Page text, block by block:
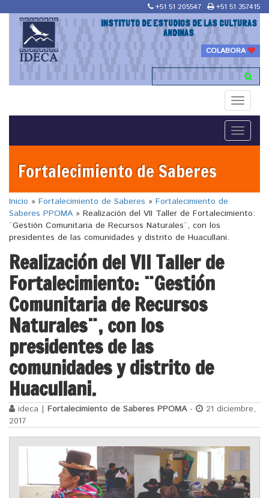
+51 51 205547 +51 51 357415
INSTITUTO DE ESTUDIOS DE LAS CULTURAS
ANDINAS
COLABORA
Toggle
Toggle
Fortalecimiento de Saberes
Inicio » Fortalecimiento de Saberes » Fortalecimiento de
Saberes PPOMA » Realización del VII Taller de Fortalecimiento:
¨Gestión Comunitaria de Recursos Naturales¨, con los
presidentes de las comunidades y distrito de Huacullani.
Realización del VII Taller de
Fortalecimiento: ¨Gestión
Comunitaria de Recursos
Naturales¨, con los
presidentes de las
comunidades y distrito de
Huacullani.
ideca | Fortalecimiento de Saberes PPOMA-
21 diciembre,
2017